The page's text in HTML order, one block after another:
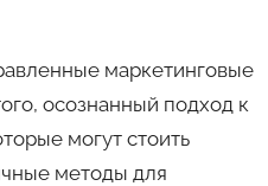
маркетинговые
осознанный подход к
могут стоить
методы для